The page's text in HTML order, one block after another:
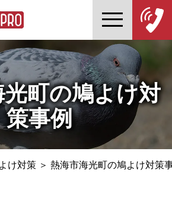
町の鳩よけ対
策事例
け対策＞ 熱海市海光町の鳩よけ対策